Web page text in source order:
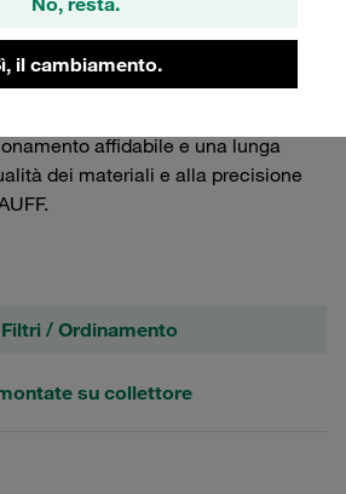
il cambiamento.
garantisce un'installazione
ridotta. Ideale per
affidabile e una lunga
dei materiali e alla precisione
Filtri / Ordinamento
su collettore